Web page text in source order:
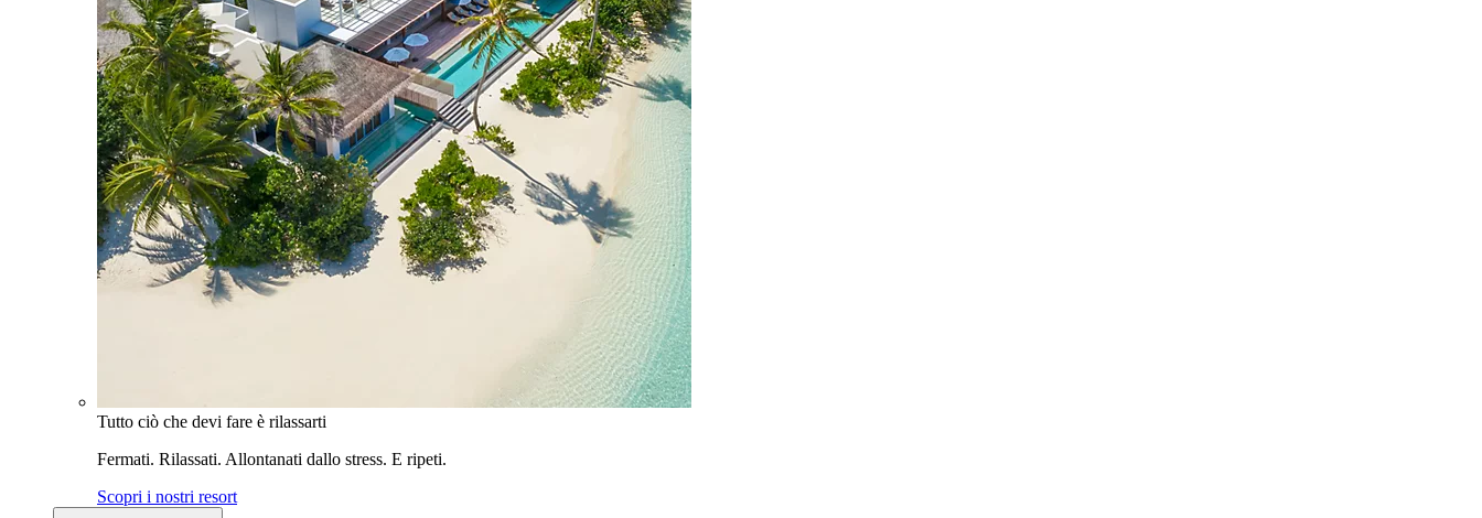
Tutto ciò che devi fare è rilassarti
Fermati. Rilassati. Allontanati dallo stress. E ripeti.
Scopri i nostri resort